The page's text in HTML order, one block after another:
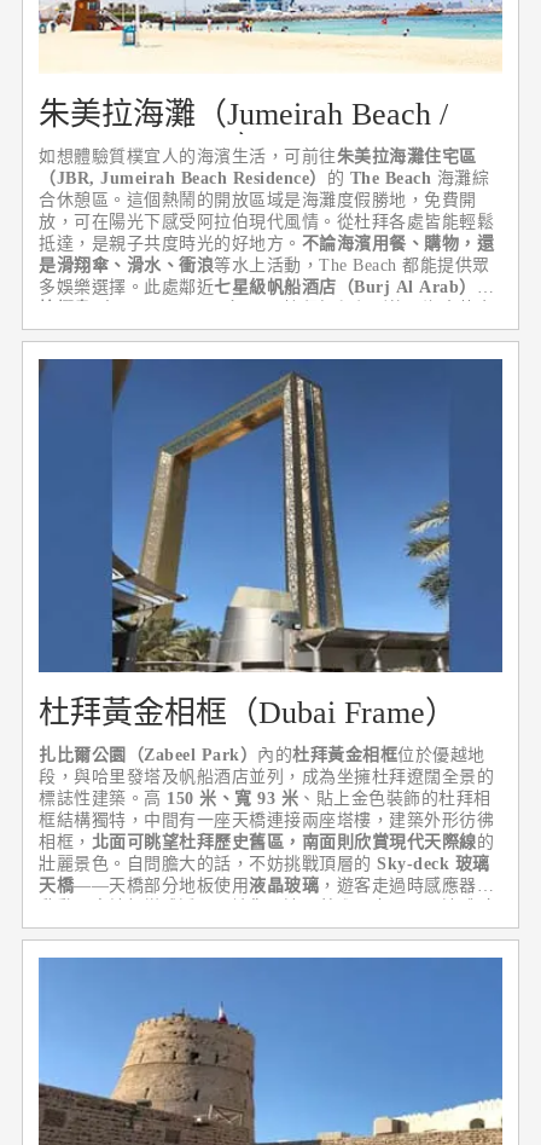
朱美拉海灘（Jumeirah Beach /
JBR The Beach）
如想體驗質樸宜人的海濱生活，可前往 朱美拉海灘住宅區
（JBR, Jumeirah Beach Residence） 的 The Beach 海灘綜
合休憩區。這個熱鬧的開放區域是海灘度假勝地，免費開
放，可在陽光下感受阿拉伯現代風情。從杜拜各處皆能輕鬆
抵達，是親子共度時光的好地方。 不論海濱用餐、購物，還
是滑翔傘、滑水、衝浪等水上活動，The Beach 都能提供眾
多娛樂選擇。此處鄰近七星級帆船酒店（Burj Al Arab）
地段。
杜拜黃金相框（Dubai Frame）
扎比爾公園（Zabeel Park） 內的杜拜黃金相框位於優越地
段，與哈里發塔及帆船酒店並列，成為坐擁杜拜遼闊全景的
標誌性建築。高 150 米、寬 93 米 、貼上金色裝飾的杜拜相
框結構獨特，中間有一座天橋連接兩座塔樓，建築外形彷彿
相框， 北面可眺望杜拜歷史舊區，南面則欣賞現代天際線的
壯麗景色。自問膽大的話，不妨挑戰頂層的Sky-deck 玻璃
天橋——天橋部分地板使用 液晶玻璃 ，遊客走過時感應器會
在半空中行走的感覺。